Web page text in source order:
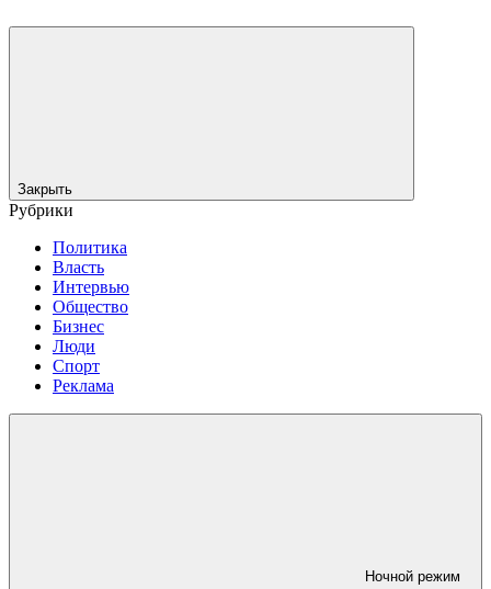
Закрыть
Рубрики
Политика
Власть
Интервью
Общество
Бизнес
Люди
Спорт
Реклама
Ночной режим